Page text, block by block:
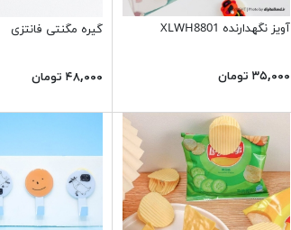
آویز نگهدارنده XLWH8801
۳۵,۰۰۰ تومان
گیره مگنتی فانتزی
۴۸,۰۰۰ تومان